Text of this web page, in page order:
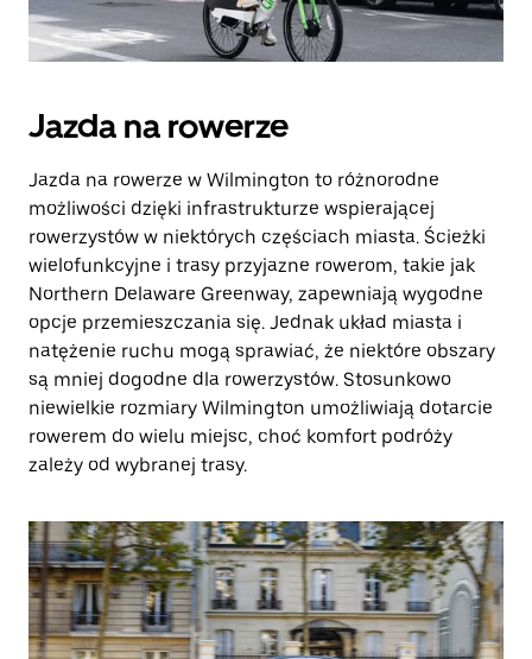
Jazda na rowerze
Jazda na rowerze w Wilmington to różnorodne
możliwości dzięki infrastrukturze wspierającej
rowerzystów w niektórych częściach miasta. Ścieżki
wielofunkcyjne i trasy przyjazne rowerom, takie jak
Northern Delaware Greenway, zapewniają wygodne
opcje przemieszczania się. Jednak układ miasta i
natężenie ruchu mogą sprawiać, że niektóre obszary
są mniej dogodne dla rowerzystów. Stosunkowo
niewielkie rozmiary Wilmington umożliwiają dotarcie
rowerem do wielu miejsc, choć komfort podróży
zależy od wybranej trasy.